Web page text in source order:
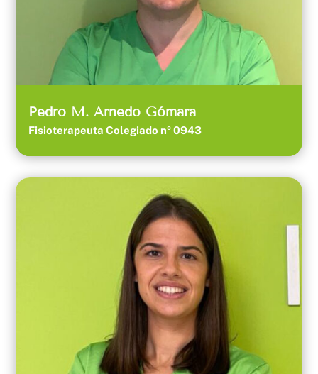
Pedro M. Arnedo Gómara
Fisioterapeuta Colegiado nº 0943